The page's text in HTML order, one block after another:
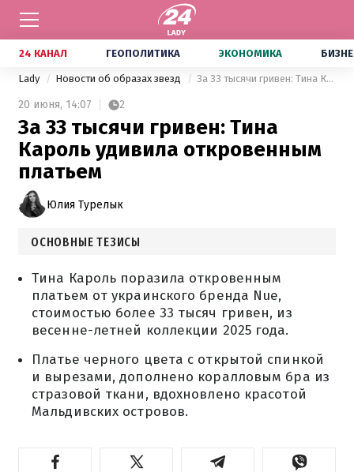
24 КАНАЛ ГЕОПОЛИТИКА ЭКОНОМИКА
Lady Новости об образах звезд За 33 тысячи гривен: Тина Кароль удивила откровенным платьем
20 июня, 14:07 2
За 33 тысячи гривен: Тина
Кароль удивила откровенным
платьем
Юлия Турелык
ОСНОВНЫЕ ТЕЗИСЫ
Тина Кароль поразила откровенным
платьем от украинского бренда Nue,
стоимостью более 33 тысяч гривен, из
весенне-летней коллекции 2025 года.
Платье черного цвета с открытой спинкой
и вырезами, дополнено коралловым бра из
стразовой ткани, вдохновлено красотой
Мальдивских островов.